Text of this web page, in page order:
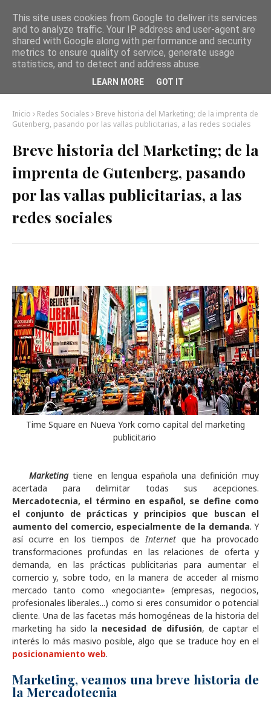
Inicio Redes Sociales
Breve historia del Marketing; de la imprenta de
Gutenberg, pasando por las vallas publicitarias, a las redes sociales
Breve historia del Marketing; de la
imprenta de Gutenberg, pasando
por las vallas publicitarias, a las
redes sociales
Time Square en Nueva York como capital del marketing
publicitario
Marketing tiene en lengua española una definición muy
acertada para delimitar todas sus acepciones.
Mercadotecnia, el término en español, se define como
el conjunto de prácticas y principios que buscan el
aumento del comercio, especialmente de la demanda. Y
así ocurre en los tiempos deInternet que ha provocado
transformaciones profundas en las relaciones de oferta y
demanda, en las prácticas publicitarias para aumentar el
comercio y, sobre todo, en la manera de acceder al mismo
mercado tanto como «negociante» (empresas, negocios,
profesionales liberales...) como si eres consumidor o potencial
cliente. Una de las facetas más homogéneas de la historia del
marketing ha sido la necesidad de difusión, de captar el
interés lo más masivo posible, algo que se traduce hoy en el
posicionamiento web.
Marketing, veamos una breve historia de
la Mercadotecnia
This site uses cookies from Google to deliver its services
and to analyze traffic. Your IP address and user-agent are
shared with Google along with performance and security
metrics to ensure quality of service, generate usage
statistics, and to detect and address abuse.
LEARN MORE GOT IT